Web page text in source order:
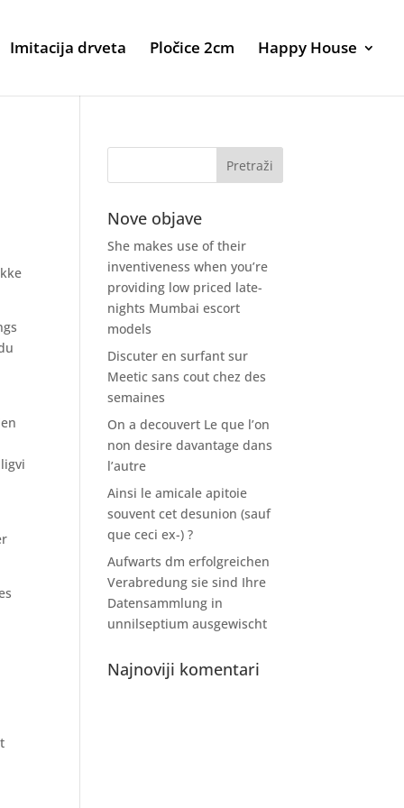
Imitacija drveta Pločice 2cm Happy House
Nove objave
She makes use of their
inventiveness when you’re
providing low priced late-
nights Mumbai escort
models
Discuter en surfant sur
Meetic sans cout chez des
semaines
On a decouvert Le que l’on
non desire davantage dans
l’autre
Ainsi le amicale apitoie
souvent cet desunion (sauf
que ceci ex-) ?
Aufwarts dm erfolgreichen
Verabredung sie sind Ihre
Datensammlung in
unnilseptium ausgewischt
Najnoviji komentari